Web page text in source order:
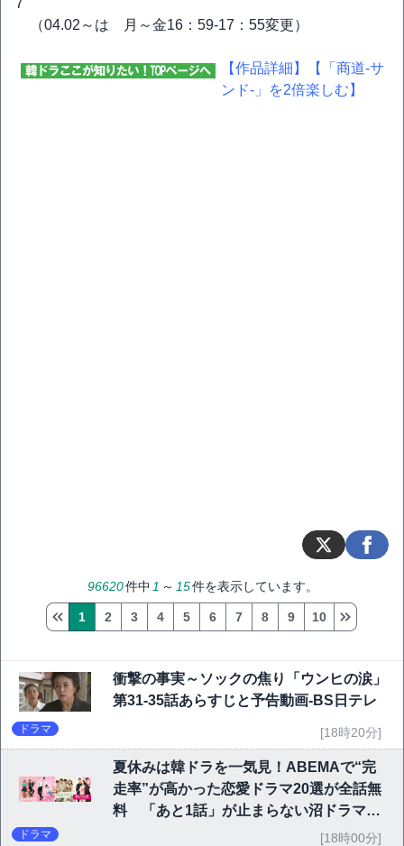
7
（04.02～は 月～金16：59-17：55変更）
【作品詳細】
【「商道-サ
ンド-」を2倍楽しむ】
96620件中 1 ～ 15件を表示しています。
1 2 3 4 5 6 7 8 9 10
衝撃の事実～ソックの焦り「ウンヒの涙」
第31-35話あらすじと予告動画-BS日テレ
ドラマ [18時20分]
夏休みは韓ドラを一気見！ABEMAで“完
走率”が高かった恋愛ドラマ20選が全話無
料 「あと1話」が止まらない沼ドラマを
ドラマ [18時00分]